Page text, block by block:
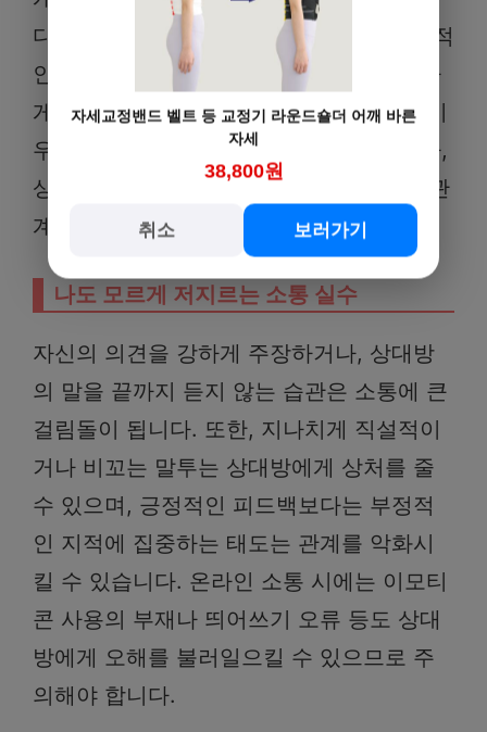
다. 또한, 칭찬과 격려를 아끼지 않고 긍정적
인 피드백을 주는 것은 관계를 더욱 돈독하
게 만드는 좋은 방법입니다. 소통 능력을 키
우는 것은 단순히 말을 잘하는 것이 아니라,
상대방과의 공감대를 형성하고 긍정적인 관
계를 만들어가는 총체적인 능력입니다.
나도 모르게 저지르는 소통 실수
자신의 의견을 강하게 주장하거나, 상대방
의 말을 끝까지 듣지 않는 습관은 소통에 큰
걸림돌이 됩니다. 또한, 지나치게 직설적이
거나 비꼬는 말투는 상대방에게 상처를 줄
수 있으며, 긍정적인 피드백보다는 부정적
인 지적에 집중하는 태도는 관계를 악화시
킬 수 있습니다. 온라인 소통 시에는 이모티
콘 사용의 부재나 띄어쓰기 오류 등도 상대
방에게 오해를 불러일으킬 수 있으므로 주
의해야 합니다.
자세교정밴드 벨트 등 교정기 라운드숄더 어깨 바른
자세
38,800원
취소 보러가기